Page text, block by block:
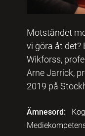
Motståndet
vi göra åt
Wikforss,
Arne Jarrick,
2019 på
Ämnesord: